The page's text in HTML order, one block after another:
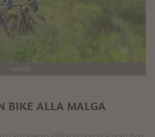
aperto
BIKE ALLA MALGA